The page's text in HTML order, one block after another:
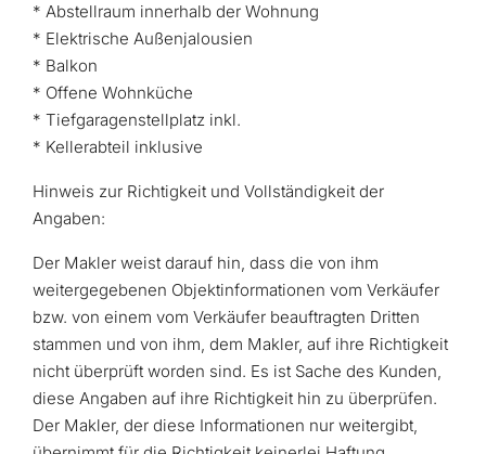
* Abstellraum innerhalb der Wohnung
* Elektrische Außenjalousien
* Balkon
* Offene Wohnküche
* Tiefgaragenstellplatz inkl.
* Kellerabteil inklusive
Hinweis zur Richtigkeit und Vollständigkeit der
Angaben:
Der Makler weist darauf hin, dass die von ihm
weitergegebenen Objektinformationen vom Verkäufer
bzw. von einem vom Verkäufer beauftragten Dritten
stammen und von ihm, dem Makler, auf ihre Richtigkeit
nicht überprüft worden sind. Es ist Sache des Kunden,
diese Angaben auf ihre Richtigkeit hin zu überprüfen.
Der Makler, der diese Informationen nur weitergibt,